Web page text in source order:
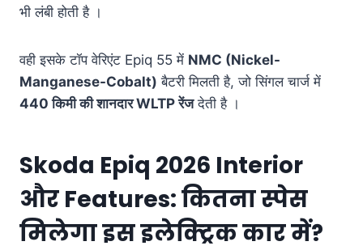
भी लंबी होती है ।
वही इसके टॉप वेरिएंट Epiq 55 में NMC (Nickel-
Manganese-Cobalt) बैटरी मिलती है, जो सिंगल चार्ज में
440 किमी की शानदार WLTP रेंजदेती है ।
Skoda Epiq 2026 Interior
और Features: कितना स्पेस
मिलेगा इस इलेक्ट्रिक कार में?